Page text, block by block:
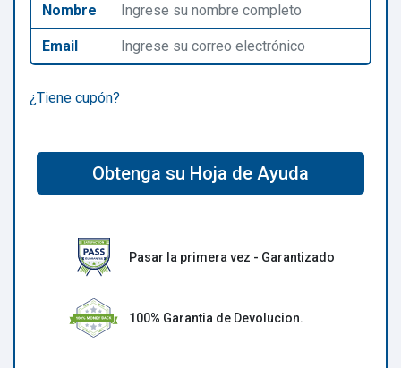
Nombre
Email
¿Tiene cupón?
Obtenga su Hoja de Ayuda
Pasar la primera vez - Garantizado
100% Garantia de Devolucion.